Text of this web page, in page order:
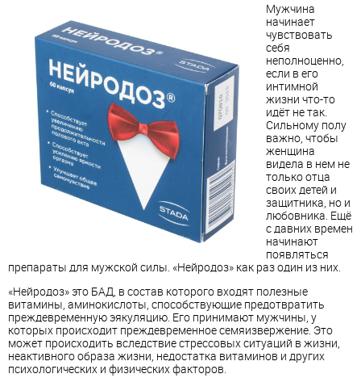
Мужчина
начинает
чувствовать
себя
неполноценно,
если в его
интимной
жизни что-то
идёт не так.
Сильному полу
важно, чтобы
женщина
видела в нем не
только отца
своих детей и
защитника, но и
любовника. Ещё
с давних времен
начинают
появляться
препараты для мужской силы. «Нейродоз» как раз один из них.
«Нейродоз» это БАД, в состав которого входят полезные
витамины, аминокислоты, способствующие предотвратить
преждевременную эякуляцию. Его принимают мужчины, у
которых происходит преждевременное семяизвержение. Это
может происходить вследствие стрессовых ситуаций в жизни,
неактивного образа жизни, недостатка витаминов и других
психологических и физических факторов.